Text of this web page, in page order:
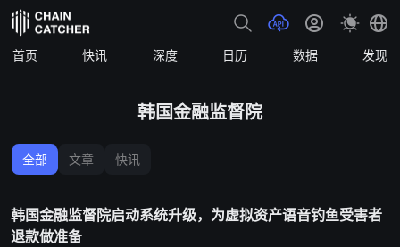
首页 快讯 深度 日历 数据 发现
韩国金融监督院
全部 文章 快讯
韩国金融监督院启动系统升级，为虚拟资产语音钓鱼受害者
退款做准备